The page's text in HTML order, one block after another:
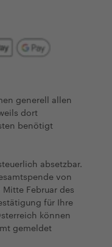
generell allen
dort
benötigt
absetzbar.
von
Februar des
für Ihre
können
gemeldet